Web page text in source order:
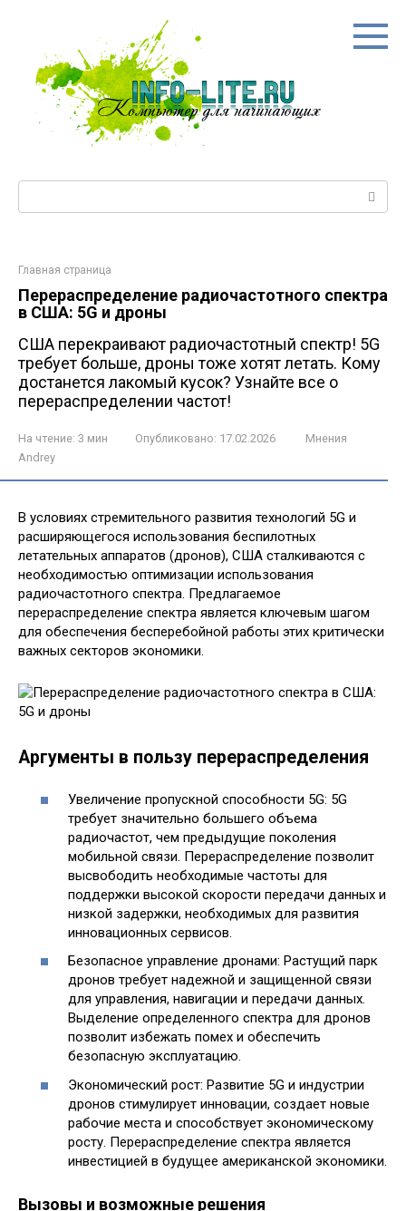
Главная страница
Перераспределение радиочастотного спектра
в США: 5G и дроны
США перекраивают радиочастотный спектр! 5G
требует больше, дроны тоже хотят летать. Кому
достанется лакомый кусок? Узнайте все о
перераспределении частот!
На чтение: 3 мин Опубликовано: 17.02.2026
Мнения
Andrey
В условиях стремительного развития технологий 5G и
расширяющегося использования беспилотных
летательных аппаратов (дронов), США сталкиваются с
необходимостью оптимизации использования
радиочастотного спектра. Предлагаемое
перераспределение спектра является ключевым шагом
для обеспечения бесперебойной работы этих критически
важных секторов экономики.
Аргументы в пользу перераспределения
Увеличение пропускной способности 5G: 5G
требует значительно большего объема
радиочастот, чем предыдущие поколения
мобильной связи. Перераспределение позволит
высвободить необходимые частоты для
поддержки высокой скорости передачи данных и
низкой задержки, необходимых для развития
инновационных сервисов.
Безопасное управление дронами: Растущий парк
дронов требует надежной и защищенной связи
для управления, навигации и передачи данных.
Выделение определенного спектра для дронов
позволит избежать помех и обеспечить
безопасную эксплуатацию.
Экономический рост: Развитие 5G и индустрии
дронов стимулирует инновации, создает новые
рабочие места и способствует экономическому
росту. Перераспределение спектра является
инвестицией в будущее американской экономики.
Вызовы и возможные решения